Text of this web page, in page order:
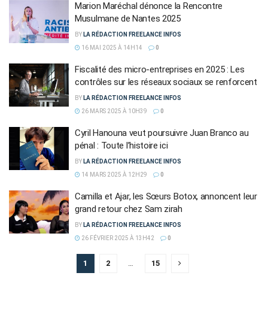
Marion Maréchal dénonce la Rencontre
Musulmane de Nantes 2025
BY LA RÉDACTION FREELANCE INFOS
16 MAI 2025 À 14H14
0
Fiscalité des micro-entreprises en 2025 : Les
contrôles sur les réseaux sociaux se renforcent
BY LA RÉDACTION FREELANCE INFOS
26 MARS 2025 À 10H39
0
Cyril Hanouna veut poursuivre Juan Branco au
pénal : Toute l’histoire ici
BY LA RÉDACTION FREELANCE INFOS
14 MARS 2025 À 12H29
0
Camilla et Ajar, les Sœurs Botox, annoncent leur
grand retour chez Sam zirah
BY LA RÉDACTION FREELANCE INFOS
26 FÉVRIER 2025 À 13H42
0
1 2 … 15